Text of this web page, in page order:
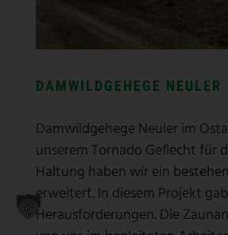
ZIEGENGEHEGE MIT FEROX
Ziegengehege mit Ferox
Unser Kunde suchte einen
seine Ziegen. Unsere Aufgabe
Umzäunung in Steinreichem